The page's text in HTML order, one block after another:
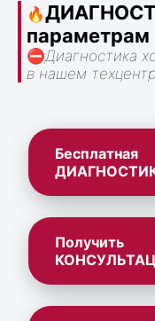
🔥
параметрам
⛔Диагностика
в нашем
Бесплатная
Получить